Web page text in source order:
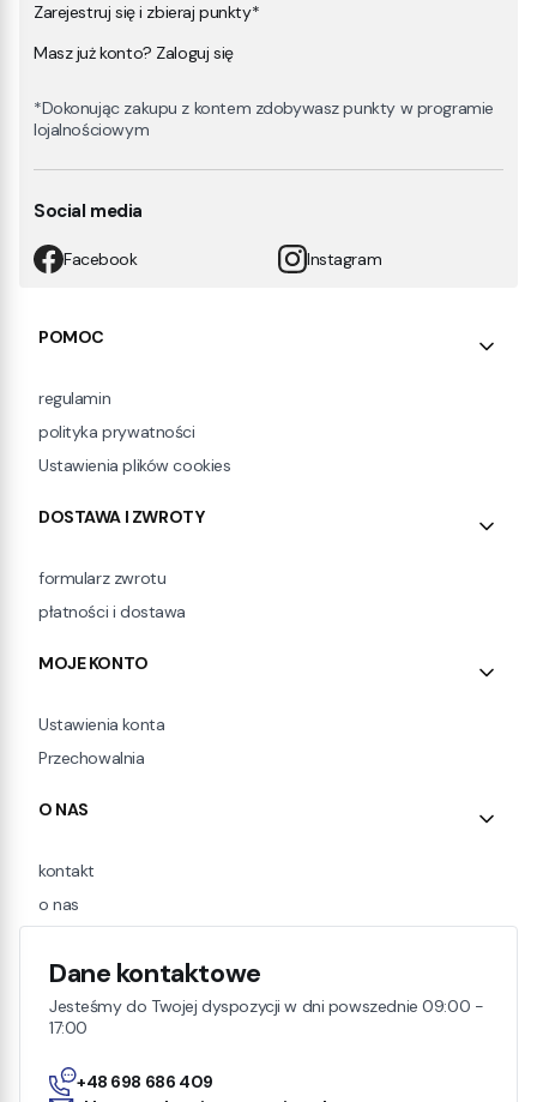
Zarejestruj się i zbieraj punkty*
Masz już konto? Zaloguj się
*Dokonując zakupu z kontem zdobywasz punkty w programie
lojalnościowym
Social media
Facebook Instagram
Dane kontaktowe
Jesteśmy do Twojej dyspozycji w dni powszednie 09:00 -
17:00
+48 698 686 409
Linki w stopce
POMOC
regulamin
polityka prywatności
Ustawienia plików cookies
DOSTAWA I ZWROTY
formularz zwrotu
płatności i dostawa
MOJE KONTO
Ustawienia konta
Przechowalnia
O NAS
kontakt
o nas